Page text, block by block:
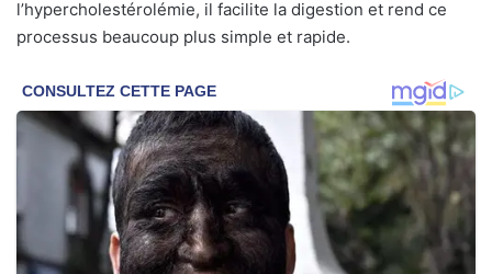
l’hypercholestérolémie, il facilite la digestion et rend ce
processus beaucoup plus simple et rapide.